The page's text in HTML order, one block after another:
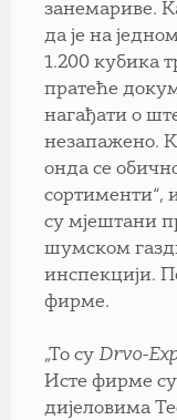
занемариве.
да је на
1.200 кубика
пратеће
нагађати о
незапажено.
онда се
сортименти“,
су мјештани
шумском
инспекцији.
фирме.
„То су Drvo-
Исте фирме
дијеловима